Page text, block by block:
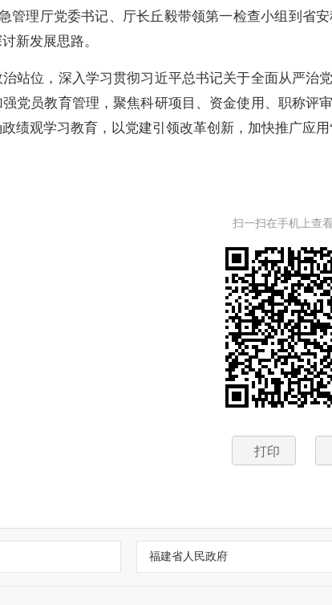
理厅党委书记、厅长丘毅带领第一检查小组到省
新发展思路。
位，深入学习贯彻习近平总书记关于全面从严治
党员教育管理，聚焦科研项目、资金使用、职称评
绩观学习教育，以党建引领改革创新，加快推广应
扫一扫在手机上查
打印
福建省人民政府